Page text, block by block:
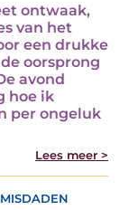
ontwaak,
van het
een drukke
oorsprong
avond
hoe ik
per ongeluk
Lees meer >